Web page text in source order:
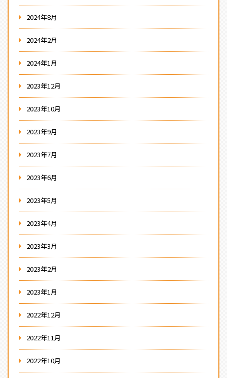
2024年8月
2024年2月
2024年1月
2023年12月
2023年10月
2023年9月
2023年7月
2023年6月
2023年5月
2023年4月
2023年3月
2023年2月
2023年1月
2022年12月
2022年11月
2022年10月